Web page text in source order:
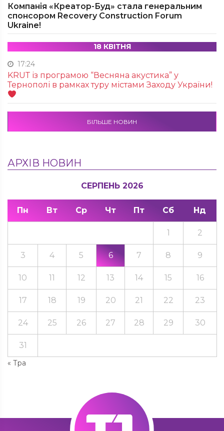
Компанія «Креатор-Буд» стала генеральним
спонсором Recovery Construction Forum
Ukraine!
18 КВІТНЯ
17:24
KRUТ із програмою “Весняна акустика” у
Тернополі в рамках туру містами Заходу України!
БІЛЬШЕ НОВИН
АРХІВ НОВИН
СЕРПЕНЬ 2026
Пн Вт Ср Чт Пт Сб Нд
« Тра
1 2
3 4 5 6 7 8 9
10 11 12 13 14 15 16
17 18 19 20 21 22 23
24 25 26 27 28 29 30
31